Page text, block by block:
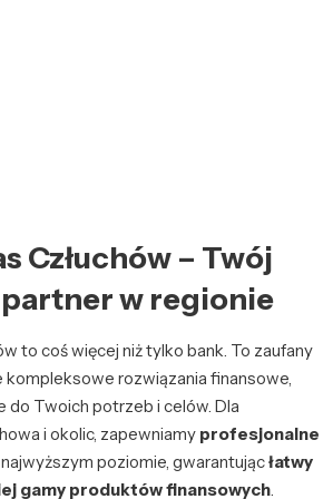
Człuchów – Twój
w regionie
to coś więcej niż tylko bank. To zaufany
kompleksowe rozwiązania finansowe,
do Twoich potrzeb i celów. Dla
i okolic, zapewniamy profesjonalne
poziomie, gwarantującłatwy
gamy produktów finansowych.